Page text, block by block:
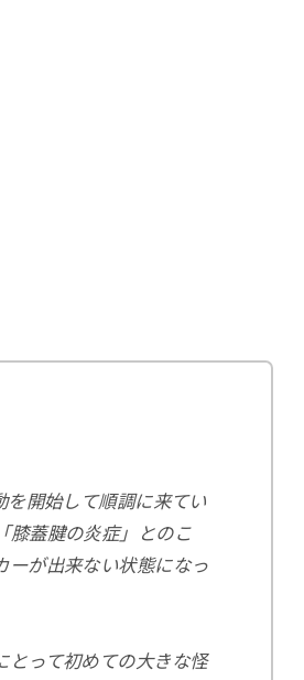
を開始して順調に来てい
膝蓋腱の炎症」とのこ
ーが出来ない状態になっ
とって初めての大きな怪